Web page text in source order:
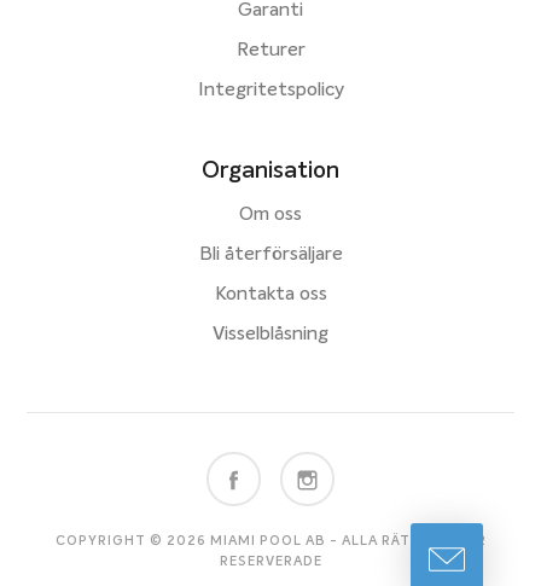
Garanti
Returer
Integritetspolicy
Organisation
Om oss
Bli återförsäljare
Kontakta oss
Visselblåsning
COPYRIGHT © 2026 MIAMI POOL AB - ALLA RÄTTIGHETER
RESERVERADE